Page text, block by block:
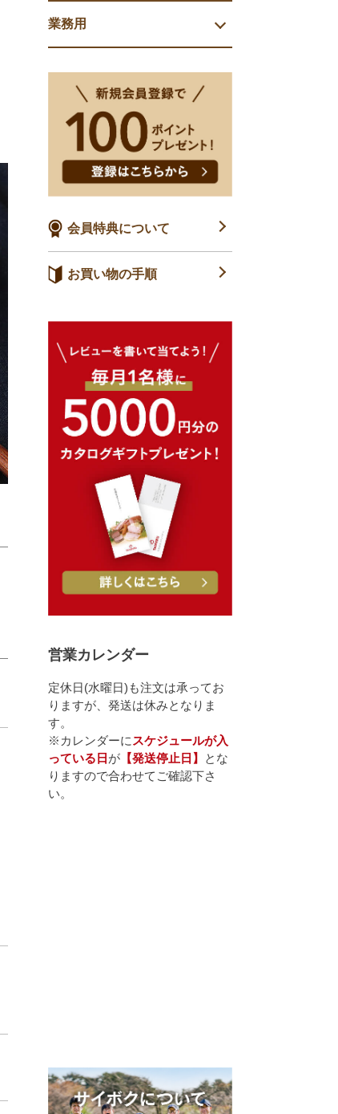
業務用
会員特典について
お買い物の手順
営業カレンダー
定休日(水曜日)も注文は承ってお
りますが、発送は休みとなりま
す。
※カレンダーに スケジュールが入
っている日 が 【発送停止日】
とな
りますので合わせてご確認下さ
い。